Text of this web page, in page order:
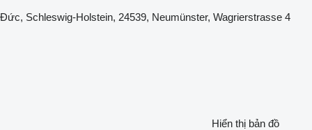
Đức, Schleswig-Holstein, 24539, Neumünster, Wagrierstrasse 4
Hiển thị bản đồ